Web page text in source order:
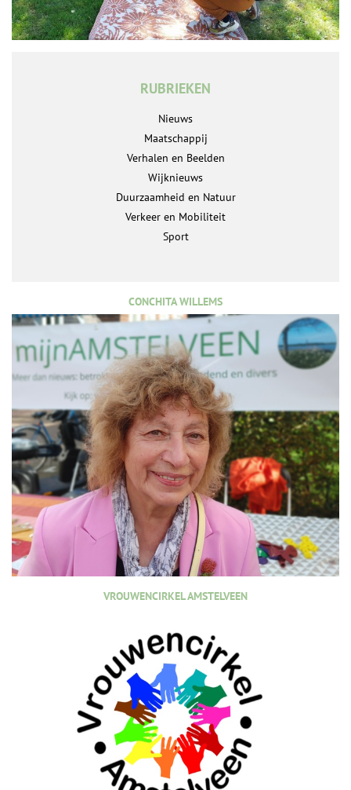
RUBRIEKEN
Nieuws
Maatschappij
Verhalen en Beelden
Wijknieuws
Duurzaamheid en Natuur
Verkeer en Mobiliteit
Sport
CONCHITA WILLEMS
VROUWENCIRKEL AMSTELVEEN